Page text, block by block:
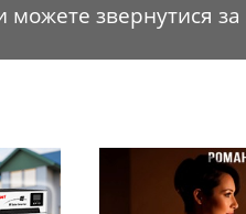
можете звернутися